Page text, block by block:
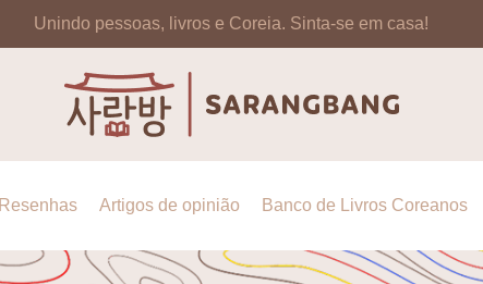
Unindo pessoas, livros e Coreia. Sinta-se em casa!
Resenhas Artigos de opinião Banco de Livros Coreanos